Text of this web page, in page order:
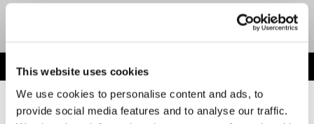
This website uses cookies
We use cookies to personalise content and ads, to
provide social media features and to analyse our traffic.
NEW HUMANITY • Via Piave, 15 - 00046 Grottaferrata, (Roma)Italia•
©2026 NEW HUMANITY |